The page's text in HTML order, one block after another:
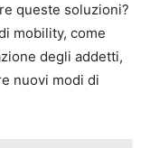
queste soluzioni?
mobility, come
degli addetti,
nuovi modi di